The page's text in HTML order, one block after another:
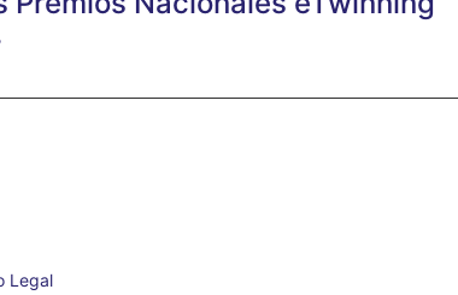
Legal